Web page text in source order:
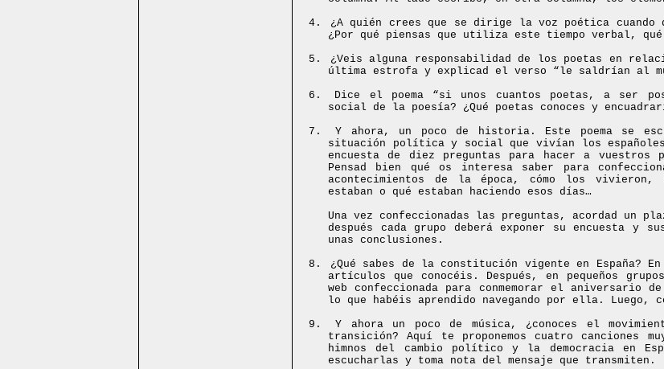
4.
¿A quién crees que se dirige la voz poética cuando
¿Por qué piensas que utiliza este tiempo verbal,
5.
¿Veis alguna responsabilidad de los poetas en
última estrofa y explicad el verso “le saldrían al
6.
Dice el poema “si unos cuantos poetas, a ser
social de la poesía? ¿Qué poetas conoces y
7.
Y ahora, un poco de historia. Este poema se
situación política y social que vivían los
encuesta de diez preguntas para hacer a vuestros
Pensad bien qué os interesa saber para
acontecimientos de la época, cómo los vivieron,
estaban o qué estaban haciendo esos días…
Una vez confeccionadas las preguntas, acordad un
después cada grupo deberá exponer su encuesta
unas conclusiones.
8.
¿Qué sabes de la constitución vigente en
artículos que conocéis. Después, en pequeños
web confeccionada para conmemorar el aniversario
lo que habéis aprendido navegando por ella. Luego,
9.
Y ahora un poco de música, ¿conoces el
transición? Aquí te proponemos cuatro canciones
himnos del cambio político y la democracia en
escucharlas y toma nota del mensaje que transmiten.